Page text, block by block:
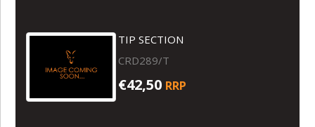
TIP SECTION
CRD289/T
€42,50 RRP